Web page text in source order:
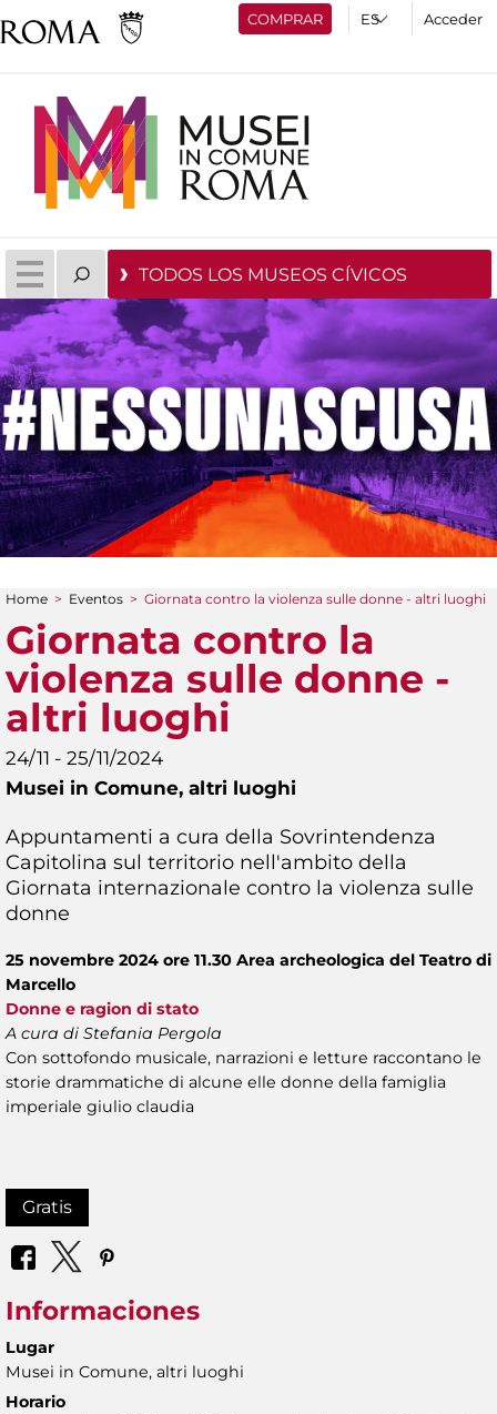
COMPRAR Acceder
TODOS LOS MUSEOS CÍVICOS
You are here
Home > Eventos > Giornata contro la violenza sulle donne - altri luoghi
Giornata contro la
violenza sulle donne -
altri luoghi
24/11 - 25/11/2024
Musei in Comune, altri luoghi
Appuntamenti a cura della Sovrintendenza
Capitolina sul territorio nell'ambito della
Giornata internazionale contro la violenza sulle
donne
25 novembre 2024 ore 11.30 Area archeologica del Teatro di
Marcello
Donne e ragion di stato
A cura di Stefania Pergola
Con sottofondo musicale, narrazioni e letture raccontano le
storie drammatiche di alcune elle donne della famiglia
imperiale giulio claudia
Gratis
Informaciones
Lugar
Musei in Comune, altri luoghi
Horario